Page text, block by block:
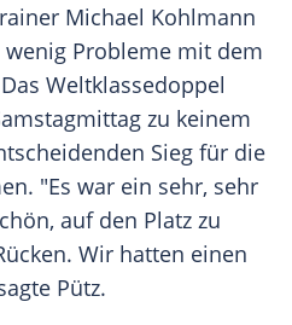
Michael Kohlmann
Probleme mit dem
Weltklassedoppel
zu keinem
Sieg für die
"Es war ein sehr, sehr
auf den Platz zu
Wir hatten einen
Pütz.